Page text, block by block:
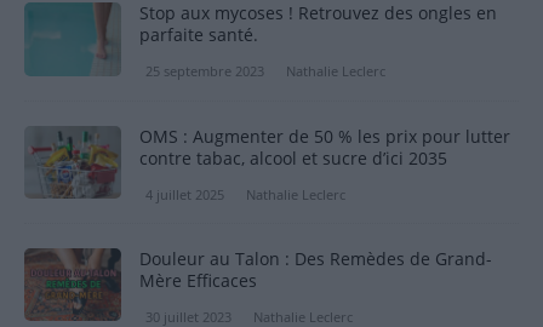
Stop aux mycoses ! Retrouvez des ongles en
parfaite santé.
25 septembre 2023 Nathalie Leclerc
OMS : Augmenter de 50 % les prix pour lutter
contre tabac, alcool et sucre d’ici 2035
4 juillet 2025 Nathalie Leclerc
Douleur au Talon : Des Remèdes de Grand-
Mère Efficaces
30 juillet 2023 Nathalie Leclerc